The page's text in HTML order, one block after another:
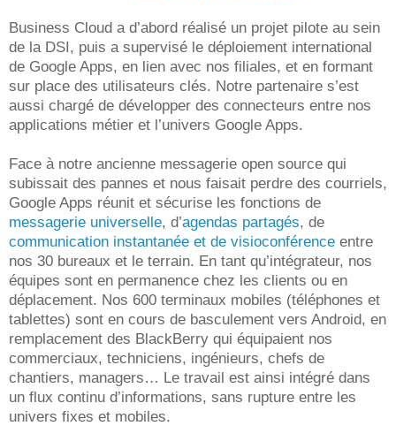
Business Cloud a d’abord réalisé un projet pilote au sein
de la DSI, puis a supervisé le déploiement international
de Google Apps, en lien avec nos filiales, et en formant
sur place des utilisateurs clés. Notre partenaire s’est
aussi chargé de développer des connecteurs entre nos
applications métier et l’univers Google Apps.
Face à notre ancienne messagerie open source qui
subissait des pannes et nous faisait perdre des courriels,
Google Apps réunit et sécurise les fonctions de
messagerie universelle, d’agendas partagés, de
communication instantanée et de visioconférence entre
nos 30 bureaux et le terrain. En tant qu’intégrateur, nos
équipes sont en permanence chez les clients ou en
déplacement. Nos 600 terminaux mobiles (téléphones et
tablettes) sont en cours de basculement vers Android, en
remplacement des BlackBerry qui équipaient nos
commerciaux, techniciens, ingénieurs, chefs de
chantiers, managers… Le travail est ainsi intégré dans
un flux continu d’informations, sans rupture entre les
univers fixes et mobiles.